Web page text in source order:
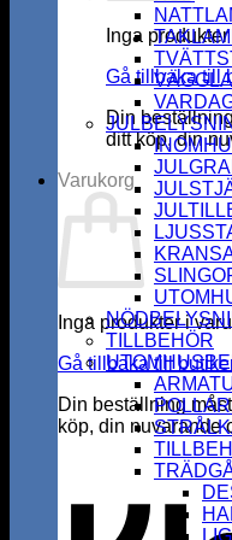
Inga
Gå tillbaka till
Din
ditt köp, din
Varukorg
Inga produkter i
Gå tillbaka till
Din beställning
köp, din nuvarande
TILLBEHÖR